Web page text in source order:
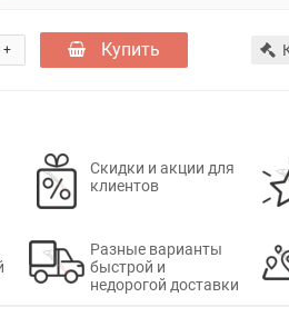
+ Купить
Скидки и акции для
клиентов
Разные варианты
быстрой и
недорогой доставки